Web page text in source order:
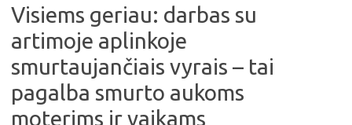
Visiems geriau: darbas su
artimoje aplinkoje
smurtaujančiais vyrais – tai
pagalba smurto aukoms
moterims ir vaikams